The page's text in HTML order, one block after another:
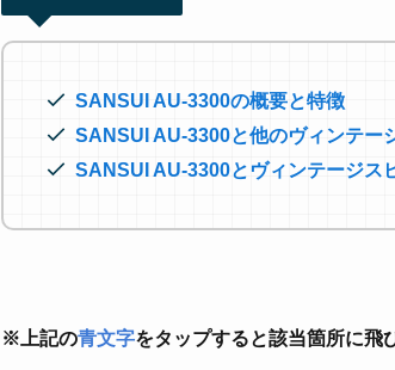
SANSUI AU-3300の概要と特徴
SANSUI AU-3300と他のヴィンテー
SANSUI AU-3300とヴィンテージス
※上記の青文字をタップすると該当箇所に飛